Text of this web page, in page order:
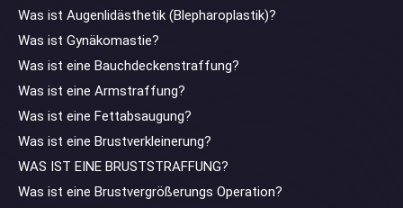
Was ist Augenlidästhetik (Blepharoplastik)?
Was ist Gynäkomastie?
Was ist eine Bauchdeckenstraffung?
Was ist eine Armstraffung?
Was ist eine Fettabsaugung?
Was ist eine Brustverkleinerung?
WAS IST EINE BRUSTSTRAFFUNG?
Was ist eine Brustvergrößerungs Operation?